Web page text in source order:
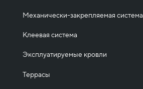
Механически-закрепляемая система
Клеевая система
Эксплуатируемые кровли
Террасы